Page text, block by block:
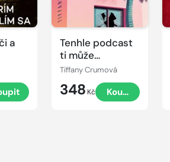
a
Tenhle podcast
ti může
zachránit život
Tiffany Crumová
348 Kč Koupit